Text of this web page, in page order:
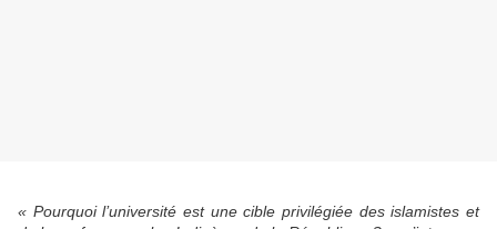
« Pourquoi l’université est une cible privilégiée des islamistes et